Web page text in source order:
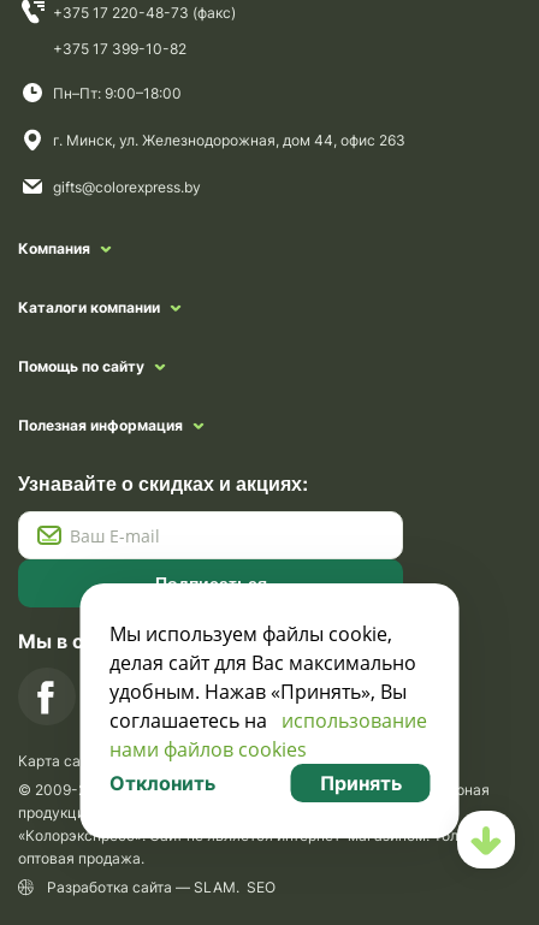
+375 17 220-48-73 (факс)
+375 17 399-10-82
Пн–Пт: 9:00–18:00
г. Минск, ул. Железнодорожная, дом 44, офис 263
gifts@colorexpress.by
Компания
Каталоги компании
Помощь по сайту
Полезная информация
Узнавайте о скидках и акциях:
Подписаться
Мы в социальных сетях
Карта сайта
© 2009-2026 Krasavik.by. Сувениры оптом. Рекламно-сувенирная
продукция и сувениры с логотипом. УНН 100873745, ООО
«Колорэкспресс». Сайт не является интернет-магазином. Только
оптовая продажа.
Разработка сайта — SLAM. SEO
Мы используем файлы cookie,
делая сайт для Вас максимально
удобным. Нажав «Принять», Вы
соглашаетесь на использование
нами файлов cookies
Отклонить Принять